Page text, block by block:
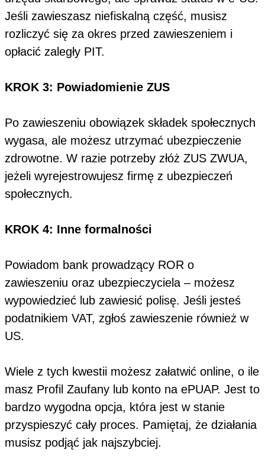
Jeśli zawieszasz niefiskalną część, musisz
rozliczyć się za okres przed zawieszeniem i
opłacić zaległy PIT.
KROK 3: Powiadomienie ZUS
Po zawieszeniu obowiązek składek społecznych
wygasa, ale możesz utrzymać ubezpieczenie
zdrowotne. W razie potrzeby złóż ZUS ZWUA,
jeżeli wyrejestrowujesz firmę z ubezpieczeń
społecznych.
KROK 4: Inne formalności
Powiadom bank prowadzący ROR o
zawieszeniu oraz ubezpieczyciela – możesz
wypowiedzieć lub zawiesić polisę. Jeśli jesteś
podatnikiem VAT, zgłoś zawieszenie również w
US.
Wiele z tych kwestii możesz załatwić online, o ile
masz Profil Zaufany lub konto na ePUAP. Jest to
bardzo wygodna opcja, która jest w stanie
przyspieszyć cały proces. Pamiętaj, że działania
musisz podjąć jak najszybciej.